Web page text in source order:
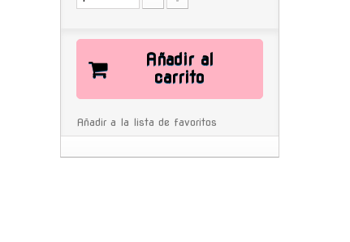
Añadir al
carrito
Añadir a la lista de favoritos